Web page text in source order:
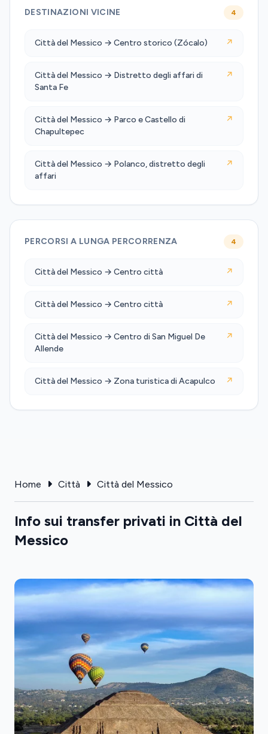
DESTINAZIONI VICINE 4
Città del Messico → Centro storico (Zócalo) ↗
Città del Messico → Distretto degli affari di
Santa Fe
↗
Città del Messico → Parco e Castello di
Chapultepec
↗
Città del Messico → Polanco, distretto degli
affari
↗
PERCORSI A LUNGA PERCORRENZA 4
Città del Messico → Centro città ↗
Città del Messico → Centro città ↗
Città del Messico → Centro di San Miguel De
Allende
↗
Città del Messico → Zona turistica di Acapulco ↗
Home Città Città del Messico
Info sui transfer privati in Città del
Messico